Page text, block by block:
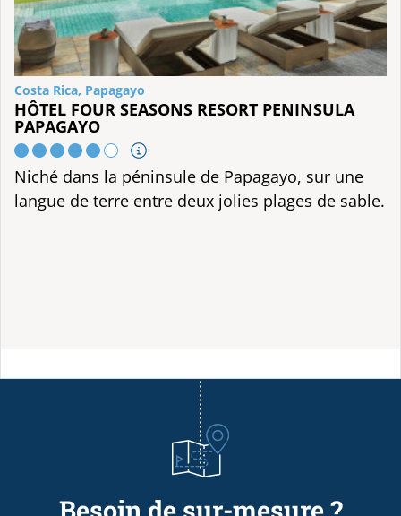
Costa Rica, Papagayo
HÔTEL FOUR SEASONS RESORT PENINSULA
PAPAGAYO
Niché dans la péninsule de Papagayo, sur une
langue de terre entre deux jolies plages de sable.